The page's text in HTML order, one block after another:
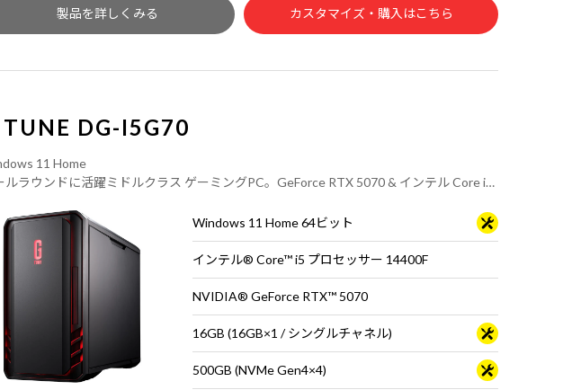
製品を詳しくみる カスタマイズ・購入はこちら
TUNE DG-I5G70
11 Home
ルラウンドに活躍ミドルクラス ゲーミングPC。GeForce RTX 5070 & インテル Core i5
Windows 11 Home 64ビット
インテル® Core™ i5 プロセッサー 14400F
NVIDIA® GeForce RTX™ 5070
16GB (16GB×1 / シングルチャネル)
500GB (NVMe Gen4×4)